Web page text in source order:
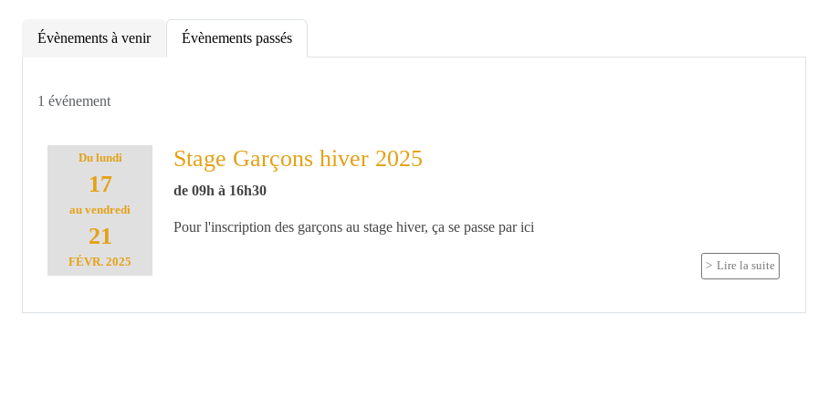
Évènements à venir Évènements passés
1 événement
Du lundi
17
auvendredi
21
FÉVR. 2025
Stage Garçons hiver 2025
de 09h à 16h30
Pour l'inscription des garçons au stage hiver, ça se passe par ici
Lire la suite